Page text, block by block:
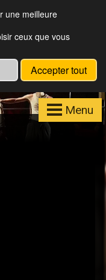
Formateur
Menu
une meilleure
ceux que vous
Accepter tout